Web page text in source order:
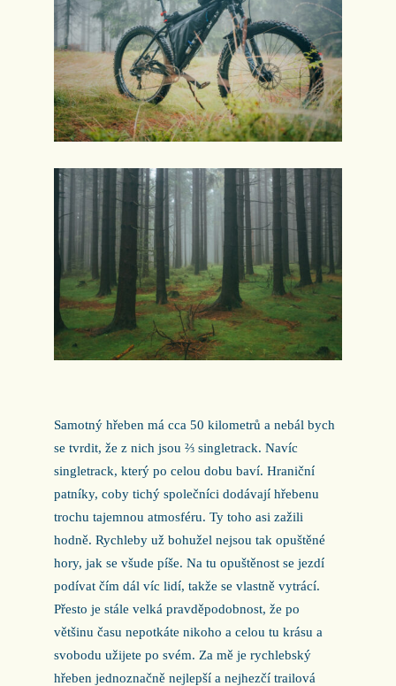
Samotný hřeben má cca 50 kilometrů a nebál bych
se tvrdit, že z nich jsou ⅔ singletrack. Navíc
singletrack, který po celou dobu baví. Hraniční
patníky, coby tichý společníci dodávají hřebenu
trochu tajemnou atmosféru. Ty toho asi zažili
hodně. Rychleby už bohužel nejsou tak opuštěné
hory, jak se všude píše. Na tu opuštěnost se jezdí
podívat čím dál víc lidí, takže se vlastně vytrácí.
Přesto je stále velká pravděpodobnost, že po
většinu času nepotkáte nikoho a celou tu krásu a
svobodu užijete po svém. Za mě je rychlebský
hřeben jednoznačně nejlepší a nejhezčí trailová